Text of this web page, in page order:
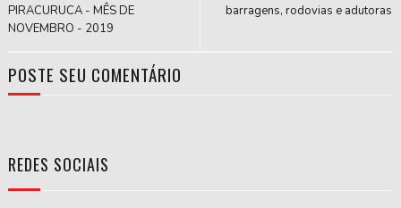
barragens, rodovias e adutoras
PIRACURUCA - MÊS DE
NOVEMBRO - 2019
POSTE SEU COMENTÁRIO
REDES SOCIAIS